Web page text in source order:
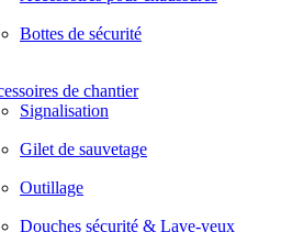
Bottes de sécurité
de chantier
Signalisation
Gilet de sauvetage
Outillage
Douches sécurité & Lave-yeux